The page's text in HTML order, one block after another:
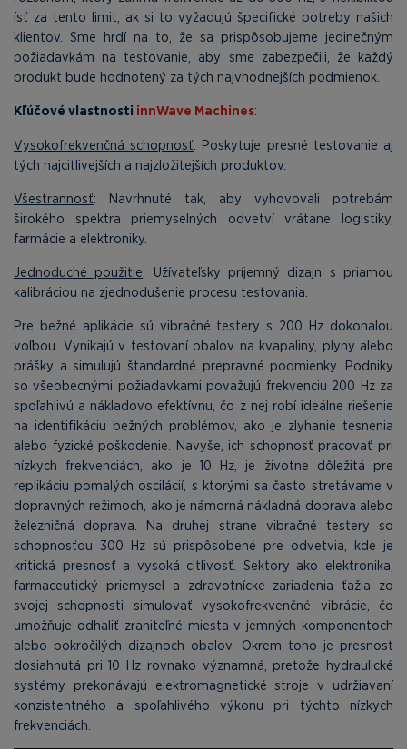
ísť za tento limit, ak si to vyžadujú špecifické potreby našich
klientov. Sme hrdí na to, že sa prispôsobujeme jedinečným
požiadavkám na testovanie, aby sme zabezpečili, že každý
produkt bude hodnotený za tých najvhodnejších podmienok.
Kľúčové vlastnosti innWave Machines:
Vysokofrekvenčná schopnosť: Poskytuje presné testovanie aj
tých najcitlivejších a najzložitejších produktov.
Všestrannosť: Navrhnuté tak, aby vyhovovali potrebám
širokého spektra priemyselných odvetví vrátane logistiky,
farmácie a elektroniky.
Jednoduché použitie: Užívateľsky príjemný dizajn s priamou
kalibráciou na zjednodušenie procesu testovania.
Pre bežné aplikácie sú vibračné testery s 200 Hz dokonalou
voľbou. Vynikajú v testovaní obalov na kvapaliny, plyny alebo
prášky a simulujú štandardné prepravné podmienky. Podniky
so všeobecnými požiadavkami považujú frekvenciu 200 Hz za
spoľahlivú a nákladovo efektívnu, čo z nej robí ideálne riešenie
na identifikáciu bežných problémov, ako je zlyhanie tesnenia
alebo fyzické poškodenie. Navyše, ich schopnosť pracovať pri
nízkych frekvenciách, ako je 10 Hz, je životne dôležitá pre
replikáciu pomalých oscilácií, s ktorými sa často stretávame v
dopravných režimoch, ako je námorná nákladná doprava alebo
železničná doprava. Na druhej strane vibračné testery so
schopnosťou 300 Hz sú prispôsobené pre odvetvia, kde je
kritická presnosť a vysoká citlivosť. Sektory ako elektronika,
farmaceutický priemysel a zdravotnícke zariadenia ťažia zo
svojej schopnosti simulovať vysokofrekvenčné vibrácie, čo
umožňuje odhaliť zraniteľné miesta v jemných komponentoch
alebo pokročilých dizajnoch obalov. Okrem toho je presnosť
dosiahnutá pri 10 Hz rovnako významná, pretože hydraulické
systémy prekonávajú elektromagnetické stroje v udržiavaní
konzistentného a spoľahlivého výkonu pri týchto nízkych
frekvenciách.